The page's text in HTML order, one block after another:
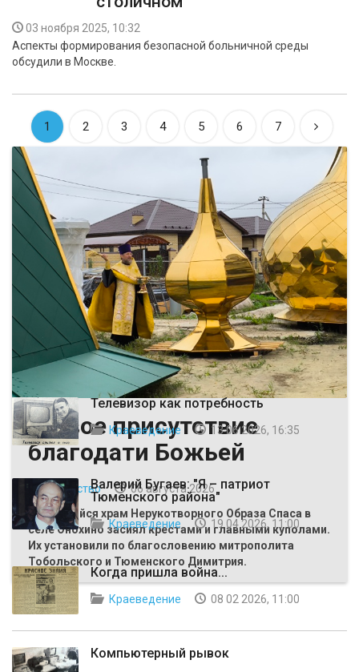
03 ноября 2025, 10:32
Аспекты формирования безопасной больничной среды
обсудили в Москве.
1 2 3 4 5 6 7
Живое присутствие
благодати Божьей
Общество
06 августа 2026
Строящийся храм Нерукотворного Образа Спаса в
селе Онохино засиял крестами и главными куполами.
Их установили по благословению митрополита
Тобольского и Тюменского Димитрия.
ВЫБОР РЕДАКЦИИ
Телевизор как потребность
Краеведение 13 06 2026, 16:35
Валерий Бугаев: "Я – патриот
Тюменского района"
Краеведение 19 04 2026, 11:00
Когда пришла война...
Краеведение 08 02 2026, 11:00
Компьютерный рывок